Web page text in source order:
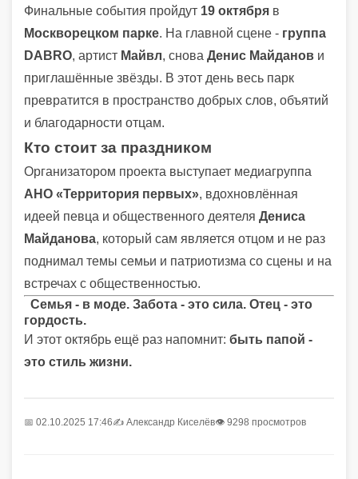
Финальные события пройдут 19 октября в
Москворецком парке. На главной сцене - группа
DABRO, артист Майвл, снова Денис Майданов и
приглашённые звёзды. В этот день весь парк
превратится в пространство добрых слов, объятий
и благодарности отцам.
Кто стоит за праздником
Организатором проекта выступает медиагруппа
АНО «Территория первых», вдохновлённая
идеей певца и общественного деятеля Дениса
Майданова, который сам является отцом и не раз
поднимал темы семьи и патриотизма со сцены и на
встречах с общественностью.
Семья - в моде. Забота - это сила. Отец - это
гордость.
И этот октябрь ещё раз напомнит: быть папой -
это стиль жизни.
📅 02.10.2025 17:46✍️ Александр Киселёв👁 9298 просмотров